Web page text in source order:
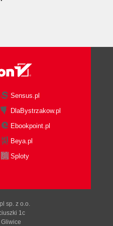
Initialization
to keys
to things
Sensus.pl
DlaBystrzakow.pl
Ebookpoint.pl
Beya.pl
Sploty
sp. z o.o.
1c